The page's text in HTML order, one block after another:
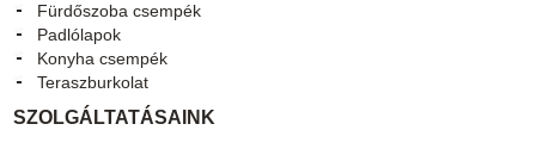
Fürdőszoba csempék
Padlólapok
Konyha csempék
Teraszburkolat
SZOLGÁLTATÁSAINK